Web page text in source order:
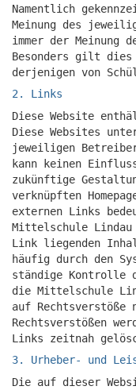
Namentlich
Meinung des
immer der Meinung
Besonders gilt
derjenigen von
2. Links
Diese Website
Diese Websites
jeweiligen
kann keinen
zukünftige
verknüpften
externen Links
Mittelschule
Link liegenden
häufig durch den
ständige Kontrolle
die Mittelschule
auf Rechtsverstöße
Rechtsverstößen
Links zeitnah
3. Urheber- und
Die auf dieser